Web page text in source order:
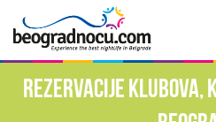
Rezervacije klubova,